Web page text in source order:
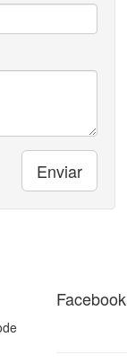
Enviar
Facebook